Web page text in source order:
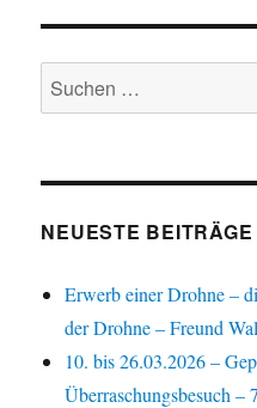
Suchen
nach:
NEUESTE BEITRÄGE
Erwerb einer Drohne –
der Drohne – Freund
10. bis 26.03.2026 –
Überraschungsbesuch –